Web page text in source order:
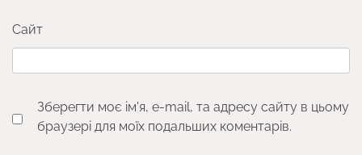
Сайт
Зберегти моє ім'я, e-mail, та адресу сайту в цьому
браузері для моїх подальших коментарів.